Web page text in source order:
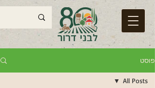
פוסט
All Posts